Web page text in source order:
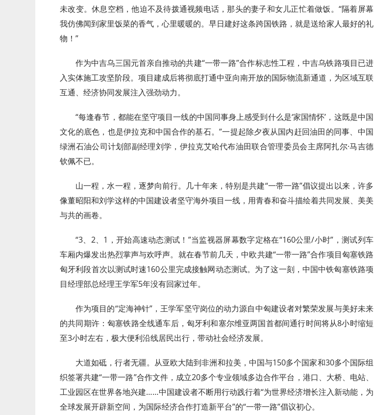
未改变。休息空档，他迫不及待拨通视频电话，那头的妻子和女儿正忙着做饭。“隔着屏幕
我仿佛闻到家里饭菜的香气，心里暖暖的。早日建好这条跨国铁路，就是送给家人最好的礼
物！”
作为中吉乌三国元首亲自推动的共建“一带一路”合作标志性工程，中吉乌铁路项目已进
入实体施工攻坚阶段。项目建成后将彻底打通中亚向南开放的国际物流新通道，为区域互联
互通、经济协同发展注入强劲动力。
“每逢春节，都能在坚守项目一线的中国同事身上感受到什么是‘家国情怀’，这既是中国
文化的底色，也是伊拉克和中国合作的基石。”一提起除夕夜从国内赶回油田的同事、中国
绿洲石油公司计划部副经理刘学，伊拉克艾哈代布油田联合管理委员会主席阿扎尔·马吉德
钦佩不已。
山一程，水一程，逐梦向前行。几十年来，特别是共建“一带一路”倡议提出以来，许多
像董昭阳和刘学这样的中国建设者坚守海外项目一线，用青春和奋斗描绘着共同发展、美美
与共的画卷。
“3、2、1，开始高速动态测试！”当监视器屏幕数字定格在“160公里/小时”，测试列车
车厢内爆发出热烈掌声与欢呼声。就在春节前几天，中欧共建“一带一路”合作项目匈塞铁路
匈牙利段首次以测试时速160公里完成接触网动态测试。为了这一刻，中国中铁匈塞铁路项
目经理部总经理王学军5年没有回家过年。
作为项目的“定海神针”，王学军坚守岗位的动力源自中匈建设者对繁荣发展与美好未来
的共同期许：匈塞铁路全线通车后，匈牙利和塞尔维亚两国首都间通行时间将从8小时缩短
至3小时左右，极大便利沿线居民出行，带动社会经济发展。
大道如砥，行者无疆。从亚欧大陆到非洲和拉美，中国与150多个国家和30多个国际组
织签署共建“一带一路”合作文件，成立20多个专业领域多边合作平台，港口、大桥、电站、
工业园区在世界各地兴建……中国建设者不断用行动践行着“为世界经济增长注入新动能，为
全球发展开辟新空间，为国际经济合作打造新平台”的“一带一路”倡议初心。